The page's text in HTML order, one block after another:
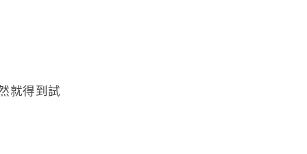
就得到試